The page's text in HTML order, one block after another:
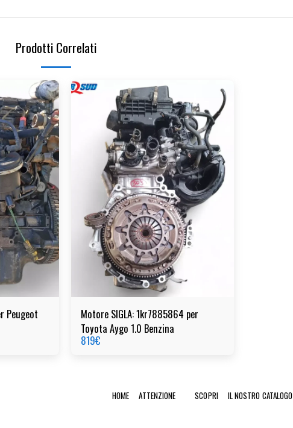
Prodotti Correlati
Peugeot
Motore SIGLA: 1kr7885864 per
Toyota Aygo 1.0 Benzina
819€
HOME ATTENZIONE SCOPRI IL NOSTRO CATALOGO